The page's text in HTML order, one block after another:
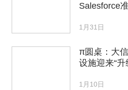
Salesforce
1月31日
π圆桌：大
设施迎来“升
1月10日